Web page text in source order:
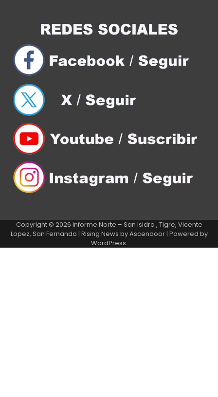
Copyright © 2026 Informe Norte – San Isidro , Tigre, Vicente
Lopez, San Fernando | Rising News byAscendoor| Powered by
WordPress.